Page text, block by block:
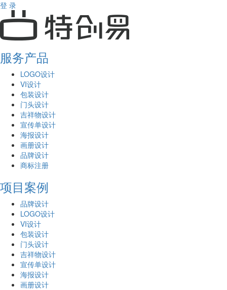
登 录
服务产品
LOGO设计
VI设计
包装设计
门头设计
吉祥物设计
宣传单设计
海报设计
画册设计
品牌设计
商标注册
项目案例
品牌设计
LOGO设计
VI设计
包装设计
门头设计
吉祥物设计
宣传单设计
海报设计
画册设计